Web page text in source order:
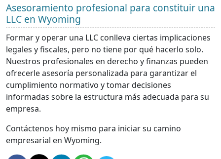
Asesoramiento profesional para constituir una
LLC en Wyoming
Formar y operar una LLC conlleva ciertas implicaciones
legales y fiscales, pero no tiene por qué hacerlo solo.
Nuestros profesionales en derecho y finanzas pueden
ofrecerle asesoría personalizada para garantizar el
cumplimiento normativo y tomar decisiones
informadas sobre la estructura más adecuada para su
empresa.
Contáctenos hoy mismo para iniciar su camino
empresarial en Wyoming.